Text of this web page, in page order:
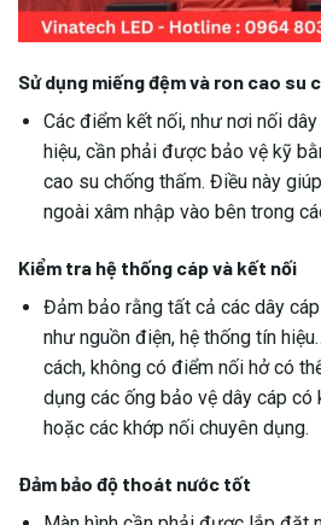
Sử dụng miếng đệm và ron cao su
Các điểm kết nối, như nơi nối
hiệu, cần phải được bảo vệ kỹ
cao su chống thấm. Điều này
ngoài xâm nhập vào bên trong
Kiểm tra hệ thống cáp và kết nối
Đảm bảo rằng tất cả các dây
như nguồn điện, hệ thống tín
cách, không có điểm nối hở có
dụng các ống bảo vệ dây cáp có
hoặc các khớp nối chuyên dụng.
Đảm bảo độ thoát nước tốt